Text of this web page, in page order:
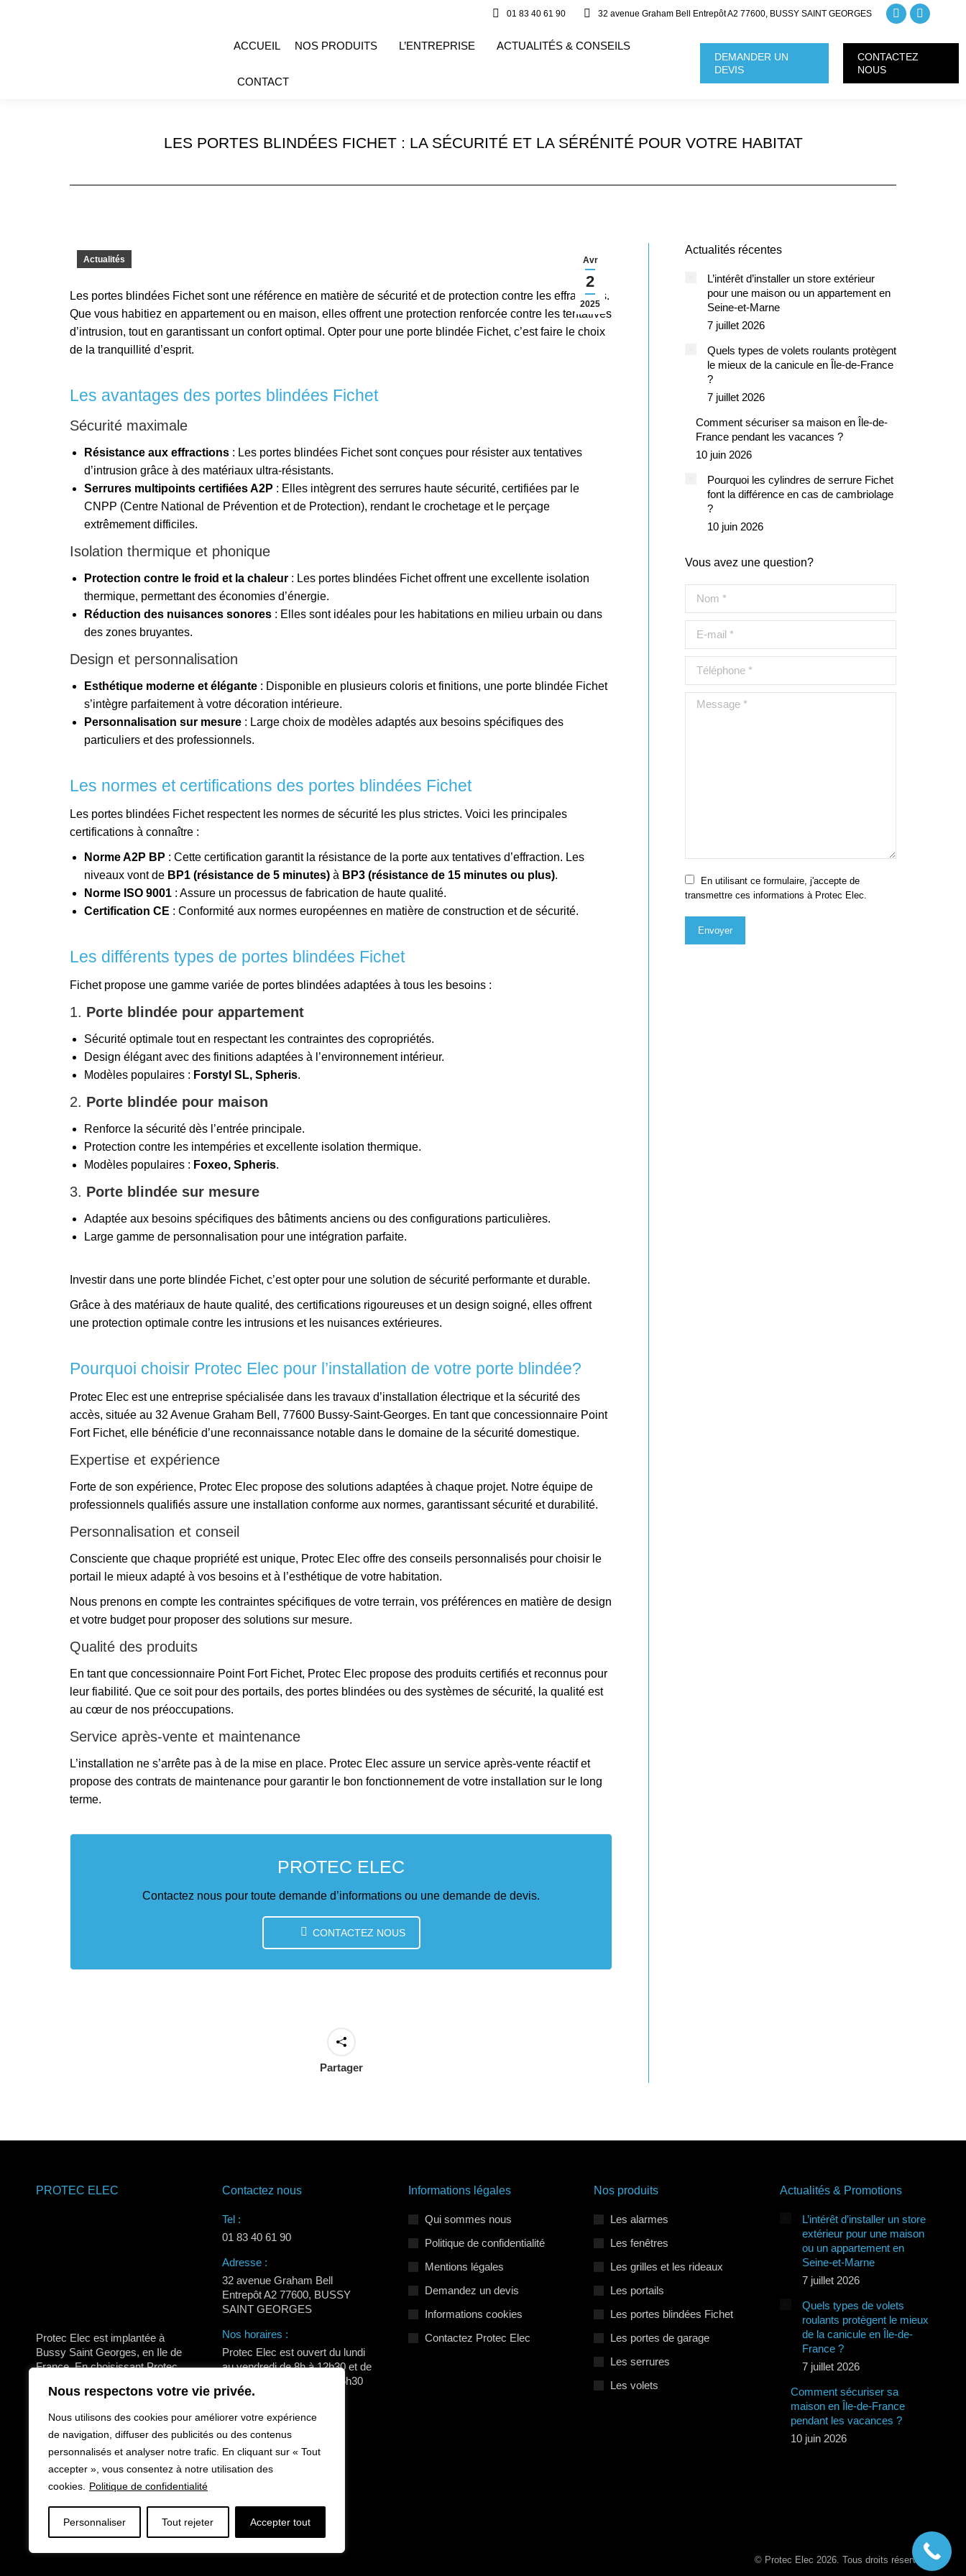
Nous respectons votre vie privée.
Nous utilisons des cookies pour améliorer votre expérience
de navigation, diffuser des publicités ou des contenus
personnalisés et analyser notre trafic. En cliquant sur « Tout
accepter », vous consentez à notre utilisation des
cookies.
Politique de confidentialité
Personnaliser Tout rejeter Accepter tout
01 83 40 61 90 32 avenue Graham Bell Entrepôt A2 77600, BUSSY SAINT GEORGES
La
page
Facebook
s'ouvre
La
page
s'ouvre
ACCUEIL NOS PRODUITS L’ENTREPRISE ACTUALITÉS & CONSEILS
CONTACT
DEMANDER UN
DEVIS
CONTACTEZ
NOUS
LES PORTES BLINDÉES FICHET : LA SÉCURITÉ ET LA SÉRÉNITÉ POUR VOTRE HABITAT
Avr
2
2025
Actualités
Les portes blindées Fichet sont une référence en matière de sécurité et de protection contre les effractions.
Que vous habitiez en appartement ou en maison, elles offrent une protection renforcée contre les tentatives
d’intrusion, tout en garantissant un confort optimal. Opter pour une porte blindée Fichet, c’est faire le choix
de la tranquillité d’esprit.
Les avantages des portes blindées Fichet
Sécurité maximale
Résistance aux effractions : Les portes blindées Fichet sont conçues pour résister aux tentatives
d’intrusion grâce à des matériaux ultra-résistants.
Serrures multipoints certifiées A2P : Elles intègrent des serrures haute sécurité, certifiées par le
CNPP (Centre National de Prévention et de Protection), rendant le crochetage et le perçage
extrêmement difficiles.
Isolation thermique et phonique
Protection contre le froid et la chaleur : Les portes blindées Fichet offrent une excellente isolation
thermique, permettant des économies d’énergie.
Réduction des nuisances sonores : Elles sont idéales pour les habitations en milieu urbain ou dans
des zones bruyantes.
Design et personnalisation
Esthétique moderne et élégante : Disponible en plusieurs coloris et finitions, une porte blindée Fichet
s’intègre parfaitement à votre décoration intérieure.
Personnalisation sur mesure : Large choix de modèles adaptés aux besoins spécifiques des
particuliers et des professionnels.
Les normes et certifications des portes blindées Fichet
Les portes blindées Fichet respectent les normes de sécurité les plus strictes. Voici les principales
certifications à connaître :
Norme A2P BP : Cette certification garantit la résistance de la porte aux tentatives d’effraction. Les
niveaux vont de BP1 (résistance de 5 minutes) à BP3 (résistance de 15 minutes ou plus).
Norme ISO 9001 : Assure un processus de fabrication de haute qualité.
Certification CE : Conformité aux normes européennes en matière de construction et de sécurité.
Les différents types de portes blindées Fichet
Fichet propose une gamme variée de portes blindées adaptées à tous les besoins :
1. Porte blindée pour appartement
Sécurité optimale tout en respectant les contraintes des copropriétés.
Design élégant avec des finitions adaptées à l’environnement intérieur.
Modèles populaires : Forstyl SL, Spheris.
2. Porte blindée pour maison
Renforce la sécurité dès l’entrée principale.
Protection contre les intempéries et excellente isolation thermique.
Modèles populaires : Foxeo, Spheris.
3. Porte blindée sur mesure
Adaptée aux besoins spécifiques des bâtiments anciens ou des configurations particulières.
Large gamme de personnalisation pour une intégration parfaite.
Investir dans une porte blindée Fichet, c’est opter pour une solution de sécurité performante et durable.
Grâce à des matériaux de haute qualité, des certifications rigoureuses et un design soigné, elles offrent
une protection optimale contre les intrusions et les nuisances extérieures.
Pourquoi choisir Protec Elec pour l’installation de votre porte blindée?
Protec Elec est une entreprise spécialisée dans les travaux d’installation électrique et la sécurité des
accès, située au 32 Avenue Graham Bell, 77600 Bussy-Saint-Georges. En tant que concessionnaire Point
Fort Fichet, elle bénéficie d’une reconnaissance notable dans le domaine de la sécurité domestique.
Expertise et expérience
Forte de son expérience, Protec Elec propose des solutions adaptées à chaque projet. Notre équipe de
professionnels qualifiés assure une installation conforme aux normes, garantissant sécurité et durabilité.
Personnalisation et conseil
Consciente que chaque propriété est unique, Protec Elec offre des conseils personnalisés pour choisir le
portail le mieux adapté à vos besoins et à l’esthétique de votre habitation.
Nous prenons en compte les contraintes spécifiques de votre terrain, vos préférences en matière de design
et votre budget pour proposer des solutions sur mesure.
Qualité des produits
En tant que concessionnaire Point Fort Fichet, Protec Elec propose des produits certifiés et reconnus pour
leur fiabilité. Que ce soit pour des portails, des portes blindées ou des systèmes de sécurité, la qualité est
au cœur de nos préoccupations.
Service après-vente et maintenance
L’installation ne s’arrête pas à de la mise en place. Protec Elec assure un service après-vente réactif et
propose des contrats de maintenance pour garantir le bon fonctionnement de votre installation sur le long
terme.
PROTEC ELEC
Contactez nous pour toute demande d’informations ou une demande de devis.
CONTACTEZ NOUS
Partager
Actualités récentes
L’intérêt d’installer un store extérieur
pour une maison ou un appartement en
Seine-et-Marne
7 juillet 2026
Quels types de volets roulants protègent
le mieux de la canicule en Île-de-France
?
7 juillet 2026
Comment sécuriser sa maison en Île-de-
France pendant les vacances ?
10 juin 2026
Pourquoi les cylindres de serrure Fichet
font la différence en cas de cambriolage
?
10 juin 2026
Vous avez une question?
Message *
En utilisant ce formulaire, j'accepte de
transmettre ces informations à Protec Elec.
Envoyer
PROTEC ELEC
Protec Elec est implantée à
Bussy Saint Georges, en Ile de
France. En choisissant Protec
accompagnement personnalisé
proximité engagé pour votre
tranquillité au quotidien.
CONTACTEZ NOUS
Contactez nous
Tel :
01 83 40 61 90
Adresse :
32 avenue Graham Bell
Entrepôt A2 77600, BUSSY
SAINT GEORGES
Nos horaires :
Protec Elec est ouvert du lundi
au vendredi de 8h à 12h30 et de
14h à 18h. Fermeture à 16h30
le vendredi.
Trouvez nous sur :
La
page
Facebook
dans
La
page
LinkedIn
dans
une
La
page
dans
une
Informations légales
Qui sommes nous
Politique de confidentialité
Mentions légales
Demandez un devis
Informations cookies
Contactez Protec Elec
Nos produits
Les alarmes
Les fenêtres
Les grilles et les rideaux
Les portails
Les portes blindées Fichet
Les portes de garage
Les serrures
Les volets
Actualités & Promotions
L’intérêt d’installer un store
extérieur pour une maison
ou un appartement en
Seine-et-Marne
7 juillet 2026
Quels types de volets
roulants protègent le mieux
de la canicule en Île-de-
France ?
7 juillet 2026
Comment sécuriser sa
maison en Île-de-France
pendant les vacances ?
10 juin 2026
© Protec Elec 2026. Tous droits réservés.